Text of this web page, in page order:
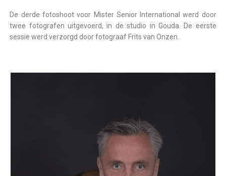
De derde fotoshoot voor Mister Senior International werd door
twee fotografen uitgevoerd, in de studio in Gouda. De eerste
sessie werd verzorgd door fotograaf Frits van Onzen.